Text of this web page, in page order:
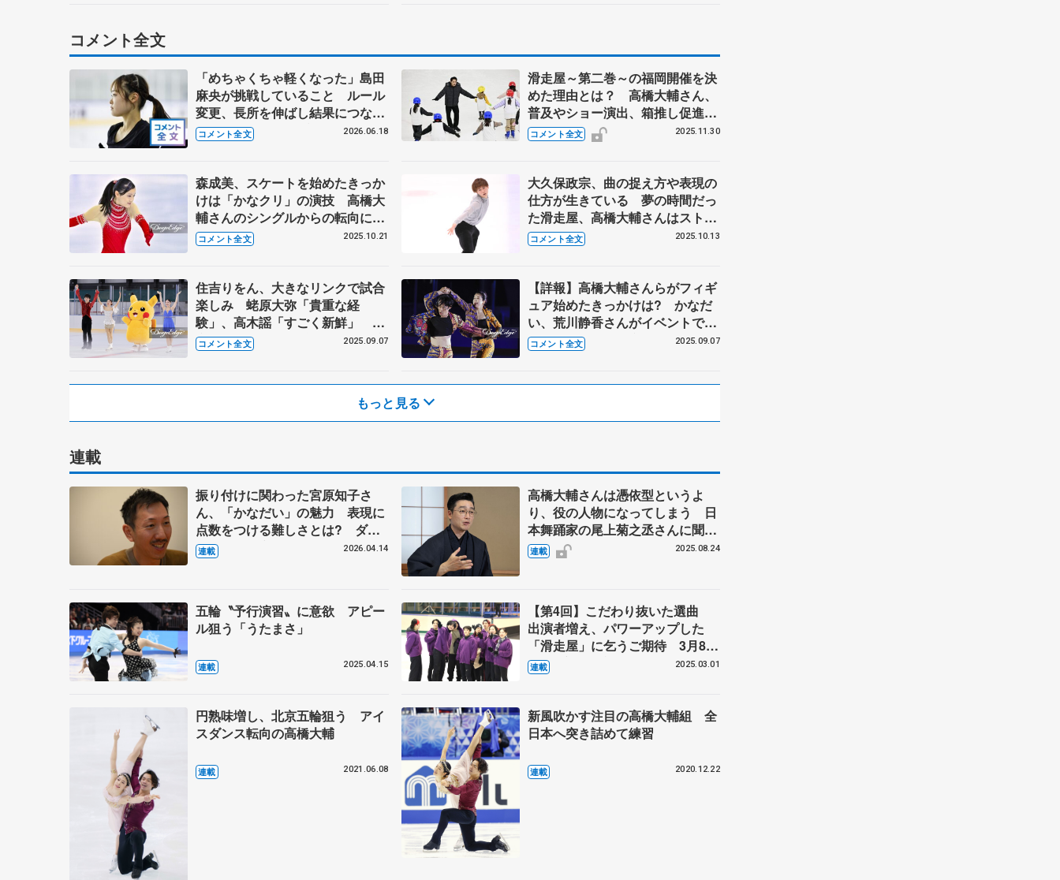
コメント全文
「めちゃくちゃ軽くなった」島田
麻央が挑戦していること ルール
変更、長所を伸ばし結果につな
ぐ 【木下グループ/アカデミー練
習公開】
コメント全文 2026.06.18
滑走屋～第二巻～の福岡開催を決
めた理由とは？ 高橋大輔さん、
普及やショー演出、箱推し促進へ
の思い語る 村元哉中さんとスケ
ート教室
コメント全文 2025.11.30
森成美、スケートを始めたきっか
けは「かなクリ」の演技 高橋大
輔さんのシングルからの転向に憧
れも【全日本ノービス選手権A女
子】
コメント全文 2025.10.21
大久保政宗、曲の捉え方や表現の
仕方が生きている 夢の時間だっ
た滑走屋、高橋大輔さんはストイ
ック 【東日本学生選手権男子フ
リー】
コメント全文 2025.10.13
住吉りをん、大きなリンクで試合
楽しみ 蛯原大弥「貴重な経
験」、高木謡「すごく新鮮」 東
京都出身の現役選手も登場して演
技 【東京辰巳アイスアリーナ開
コメント全文 2025.09.07
【詳報】高橋大輔さんらがフィギ
ュア始めたきっかけは? かなだ
い、荒川静香さんがイベントでト
ークショー 【東京辰巳アイスア
リーナ開業】
コメント全文 2025.09.07
もっと見る
連載
振り付けに関わった宮原知子さ
ん、「かなだい」の魅力 表現に
点数をつける難しさとは? ダン
サーで振付家の小㞍健太さんの提
案 【下】
連載 2026.04.14
高橋大輔さんは憑依型というよ
り、役の人物になってしまう 日
本舞踊家の尾上菊之丞さんに聞く
「氷艶」【インタビュー後編】
連載 2025.08.24
五輪〝予行演習〟に意欲 アピー
ル狙う「うたまさ」
連載 2025.04.15
【第4回】こだわり抜いた選曲
出演者増え、パワーアップした
「滑走屋」に乞うご期待 3月8、
9日に広島公演
連載 2025.03.01
円熟味増し、北京五輪狙う アイ
スダンス転向の高橋大輔
連載 2021.06.08
新風吹かす注目の高橋大輔組 全
日本へ突き詰めて練習
連載 2020.12.22